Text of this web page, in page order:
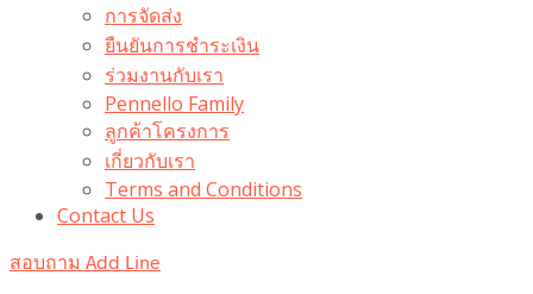
การจัดส่ง
ยืนยันการชำระเงิน
ร่วมงานกับเรา
Pennello Family
ลูกค้าโครงการ
เกี่ยวกับเรา
Terms and Conditions
Contact Us
สอบถาม Add Line